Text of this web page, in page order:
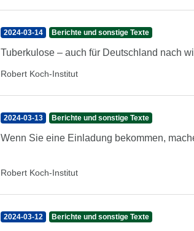
2024-03-14 Berichte und sonstige Texte
Tuberkulose – auch für Deutschland nach
Robert Koch-Institut
2024-03-13 Berichte und sonstige Texte
Wenn Sie eine Einladung bekommen,
Robert Koch-Institut
2024-03-12 Berichte und sonstige Texte